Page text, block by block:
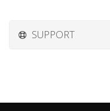
SUPPORT